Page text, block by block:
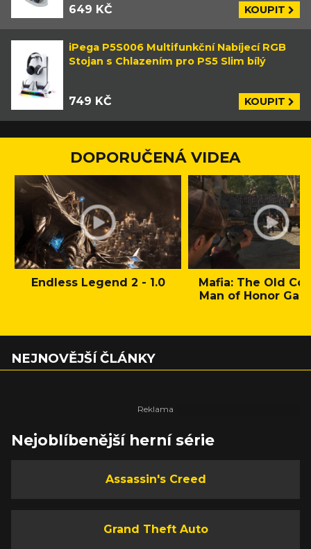
649 KČ KOUPIT
iPega P5S006 Multifunkční Nabíjecí RGB
Stojan s Chlazením pro PS5 Slim bílý
749 KČ KOUPIT
DOPORUČENÁ VIDEA
Endless Legend 2 - 1.0
Mafia: The Old
Man of Honor
NEJNOVĚJŠÍ ČLÁNKY
Nejoblíbenější herní série
Assassin's Creed
Grand Theft Auto